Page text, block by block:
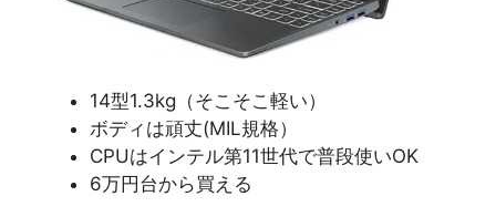
14型1.3kg（そこそこ軽い）
ボディは頑丈(MIL規格）
CPUはインテル第11世代で普段使いOK
6万円台から買える